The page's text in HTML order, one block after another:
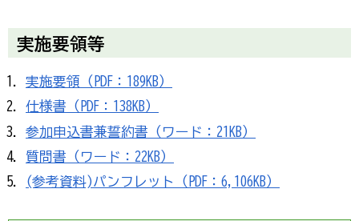
実施要領等
実施要領（PDF：189KB）
仕様書（PDF：138KB）
参加申込書兼誓約書（ワード：21KB）
質問書（ワード：22KB）
(参考資料)パンフレット（PDF：6,106KB）